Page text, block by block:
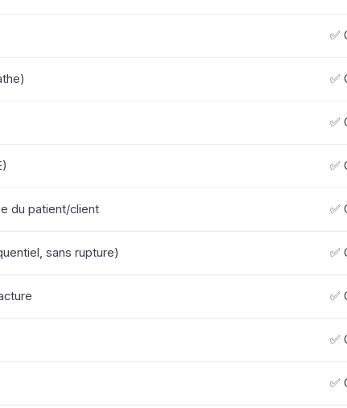
✅
✅
✅
✅
du patient/client ✅
sans rupture) ✅
✅
✅
✅